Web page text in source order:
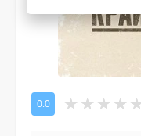
0.0